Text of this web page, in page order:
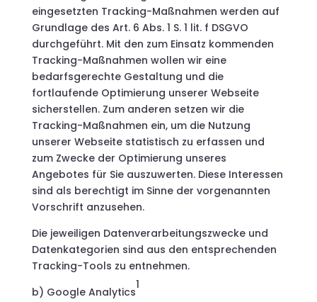
eingesetzten Tracking-Maßnahmen werden auf
Grundlage des Art. 6 Abs. 1 S. 1 lit. f DSGVO
durchgeführt. Mit den zum Einsatz kommenden
Tracking-Maßnahmen wollen wir eine
bedarfsgerechte Gestaltung und die
fortlaufende Optimierung unserer Webseite
sicherstellen. Zum anderen setzen wir die
Tracking-Maßnahmen ein, um die Nutzung
unserer Webseite statistisch zu erfassen und
zum Zwecke der Optimierung unseres
Angebotes für Sie auszuwerten. Diese Interessen
sind als berechtigt im Sinne der vorgenannten
Vorschrift anzusehen.
Die jeweiligen Datenverarbeitungszwecke und
Datenkategorien sind aus den entsprechenden
Tracking-Tools zu entnehmen.
b) Google Analytics
1